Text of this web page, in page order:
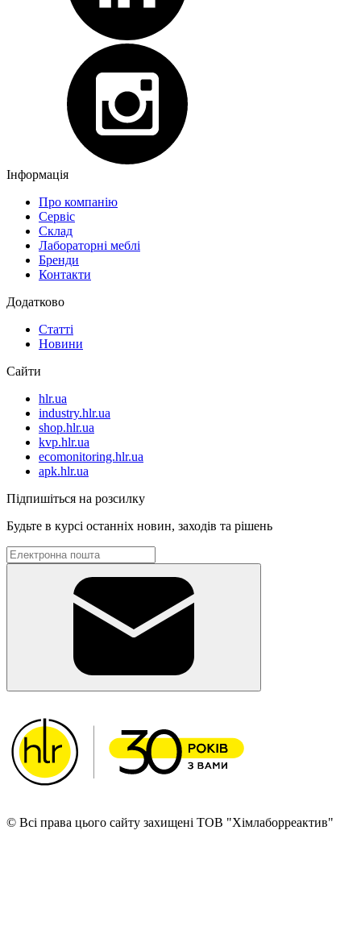
Інформація
Про компанію
Сервіс
Склад
Лабораторні меблі
Бренди
Контакти
Додатково
Статті
Новини
Сайти
hlr.ua
industry.hlr.ua
shop.hlr.ua
kvp.hlr.ua
ecomonitoring.hlr.ua
apk.hlr.ua
Підпишіться на розсилку
Будьте в курсі останніх новин, заходів та рішень
© Всі права цього сайту захищені ТОВ "Хімлаборреактив"